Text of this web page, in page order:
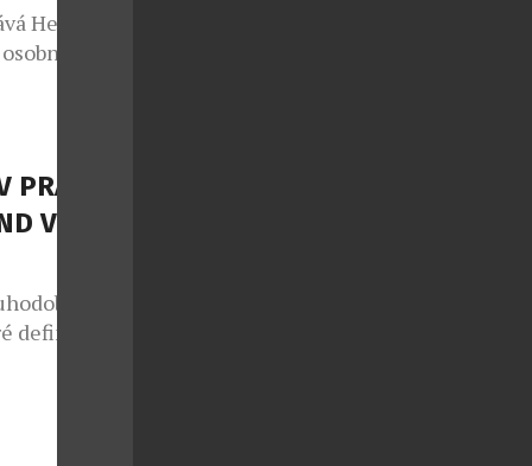
Heidi
v oblasti
i na
v sobě–
V
patří
definují
a